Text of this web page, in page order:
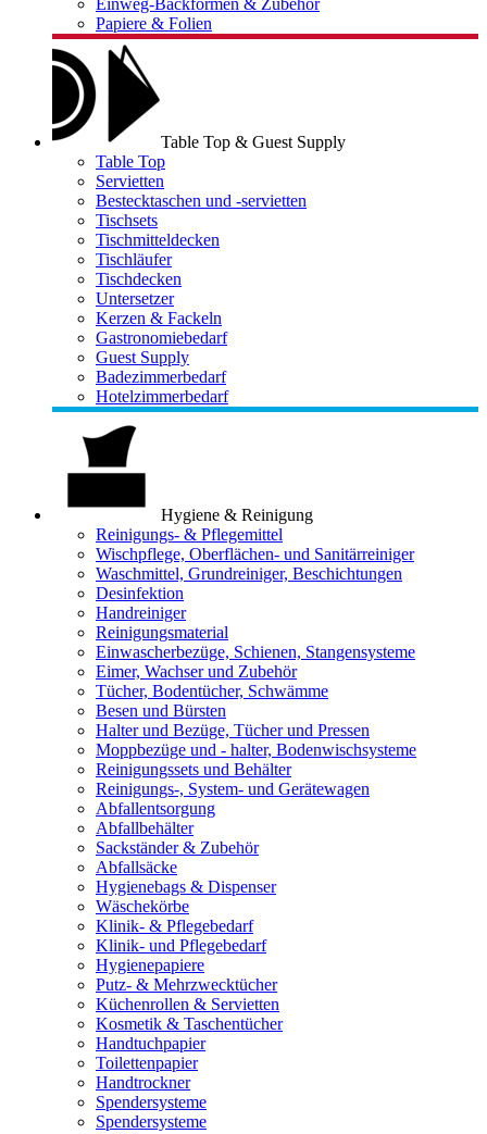
Einweg-Backformen & Zubehör
Papiere & Folien
Table Top & Guest Supply
Table Top
Servietten
Bestecktaschen und -servietten
Tischsets
Tischmitteldecken
Tischläufer
Tischdecken
Untersetzer
Kerzen & Fackeln
Gastronomiebedarf
Guest Supply
Badezimmerbedarf
Hotelzimmerbedarf
Hygiene & Reinigung
Reinigungs- & Pflegemittel
Wischpflege, Oberflächen- und Sanitärreiniger
Waschmittel, Grundreiniger, Beschichtungen
Desinfektion
Handreiniger
Reinigungsmaterial
Einwascherbezüge, Schienen, Stangensysteme
Eimer, Wachser und Zubehör
Tücher, Bodentücher, Schwämme
Besen und Bürsten
Halter und Bezüge, Tücher und Pressen
Moppbezüge und - halter, Bodenwischsysteme
Reinigungssets und Behälter
Reinigungs-, System- und Gerätewagen
Abfallentsorgung
Abfallbehälter
Sackständer & Zubehör
Abfallsäcke
Hygienebags & Dispenser
Wäschekörbe
Klinik- & Pflegebedarf
Klinik- und Pflegebedarf
Hygienepapiere
Putz- & Mehrzwecktücher
Küchenrollen & Servietten
Kosmetik & Taschentücher
Handtuchpapier
Toilettenpapier
Handtrockner
Spendersysteme
Spendersysteme